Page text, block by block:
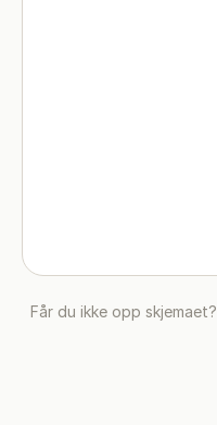
Får du ikke opp skjemaet?